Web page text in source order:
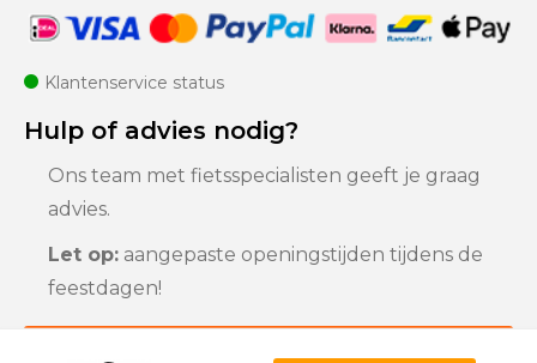
Klantenservice status
Hulp of advies nodig?
Ons team met fietsspecialisten geeft je graag
advies.
Let op: aangepaste openingstijden tijdens de
feestdagen!
Klantenservice